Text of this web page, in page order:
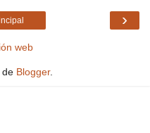
›
web
de Blogger.